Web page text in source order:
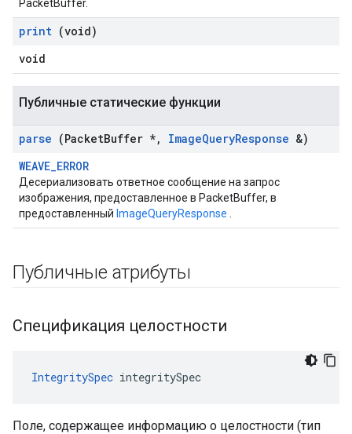
PacketBuffer.
print (void)
void
Публичные статические функции
parse (PacketBuffer *, ImageQueryResponse &)
WEAVE_ERROR
Десериализовать ответное сообщение на запрос
изображения, предоставленное в PacketBuffer, в
предоставленный ImageQueryResponse
Публичные атрибуты
Спецификация целостности
IntegritySpec integritySpec
Поле, содержащее информацию о целостности (тип